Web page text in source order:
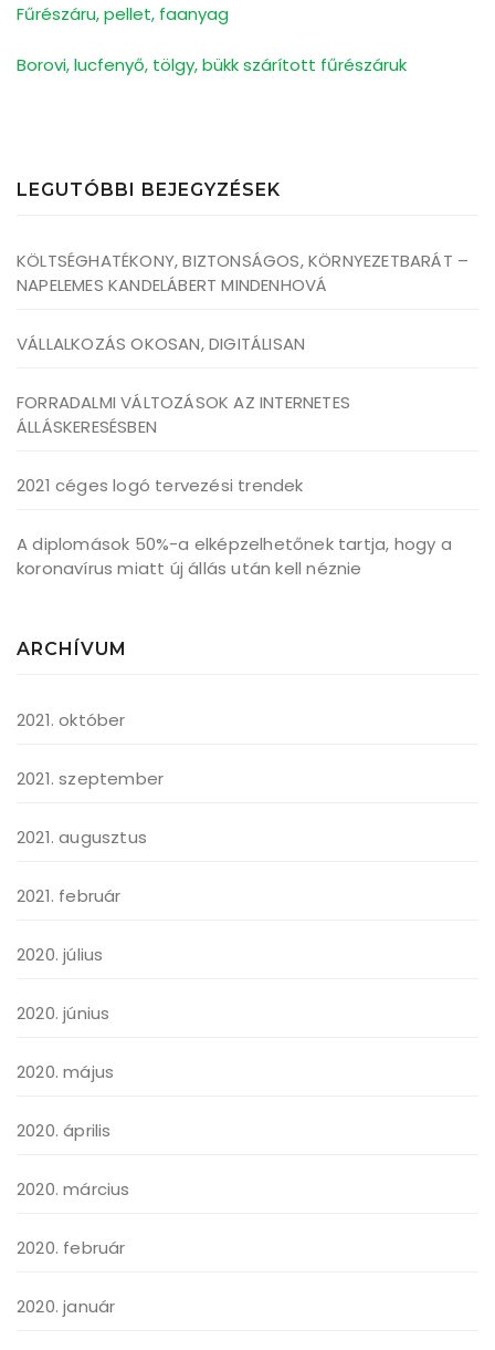
Fűrészáru, pellet, faanyag
Borovi, lucfenyő, tölgy, bükk szárított fűrészáruk
LEGUTÓBBI BEJEGYZÉSEK
KÖLTSÉGHATÉKONY, BIZTONSÁGOS, KÖRNYEZETBARÁT –
NAPELEMES KANDELÁBERT MINDENHOVÁ
VÁLLALKOZÁS OKOSAN, DIGITÁLISAN
FORRADALMI VÁLTOZÁSOK AZ INTERNETES
ÁLLÁSKERESÉSBEN
2021 céges logó tervezési trendek
A diplomások 50%-a elképzelhetőnek tartja, hogy a
koronavírus miatt új állás után kell néznie
ARCHÍVUM
2021. október
2021. szeptember
2021. augusztus
2021. február
2020. július
2020. június
2020. május
2020. április
2020. március
2020. február
2020. január